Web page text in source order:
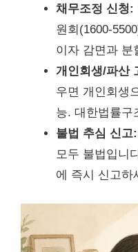
채무조정 신청:
원회(1600-
이자 감면과 분
개인회생/파산
우면 개인회생
능. 대한법률구
불법 추심 신고:
모두 불법입니
에 즉시 신고하